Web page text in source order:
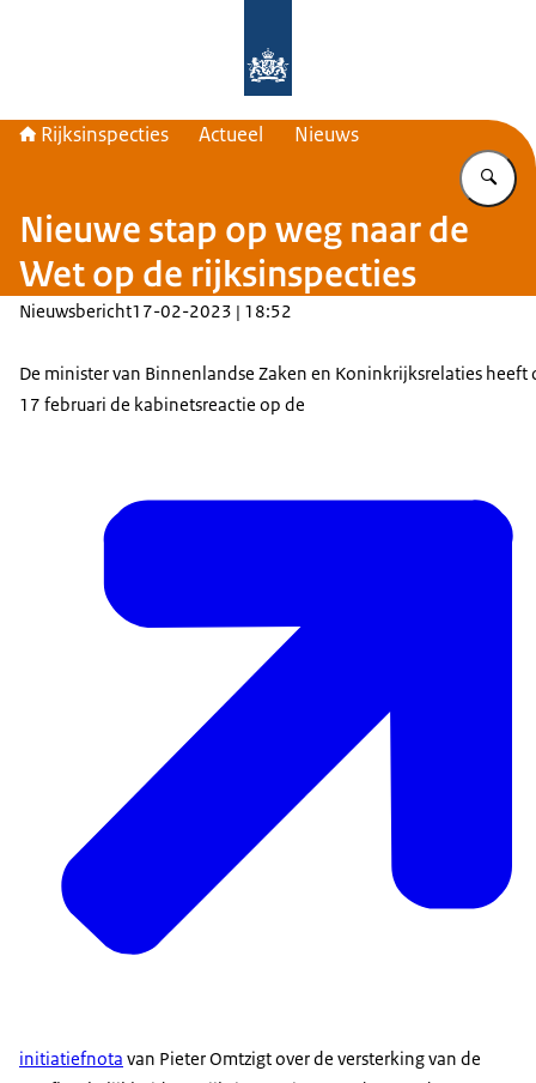
Rijksinspecties Actueel Nieuws
Nieuwe stap op weg naar de
Wet op de rijksinspecties
Nieuwsbericht17-02-2023 | 18:52
De minister van Binnenlandse Zaken en Koninkrijksrelaties heeft
17 februari de kabinetsreactie op de
initiatiefnota van Pieter Omtzigt over de versterking van de